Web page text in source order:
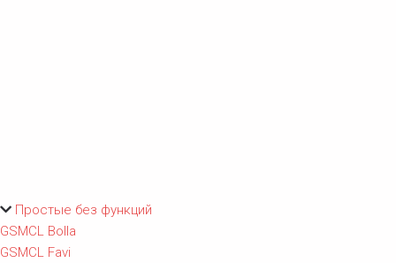
Простые без функций
GSMCL Bolla
GSMCL Favi